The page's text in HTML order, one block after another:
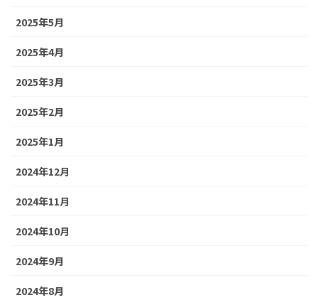
2025年5月
2025年4月
2025年3月
2025年2月
2025年1月
2024年12月
2024年11月
2024年10月
2024年9月
2024年8月